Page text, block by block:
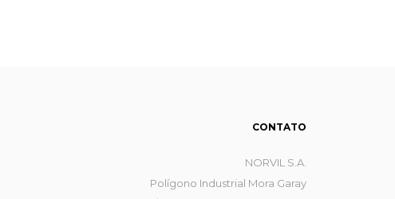
CONTATO
NORVIL S.A.
Polígono Industrial Mora Garay